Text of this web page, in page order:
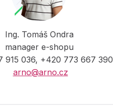
Ing. Tomáš Ondra
manager e-shopu
915 036, +420 773 667 390
arno@arno.cz